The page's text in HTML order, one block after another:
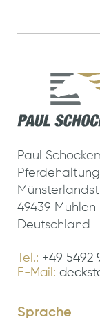
Paul
49439 Mühlen
Deutschland
Tel.: +49 5492
E-Mail:
Sprache